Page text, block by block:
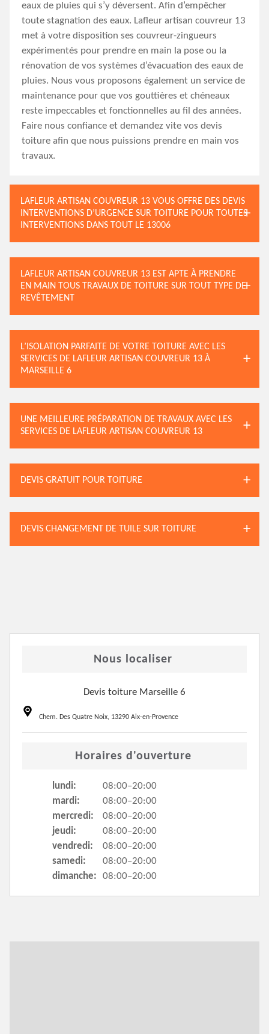
eaux de pluies qui s’y déversent. Afin d’empêcher
toute stagnation des eaux. Lafleur artisan couvreur 13
met à votre disposition ses couvreur-zingueurs
expérimentés pour prendre en main la pose ou la
rénovation de vos systèmes d’évacuation des eaux de
pluies. Nous vous proposons également un service de
maintenance pour que vos gouttières et chéneaux
reste impeccables et fonctionnelles au fil des années.
Faire nous confiance et demandez vite vos devis
toiture afin que nous puissions prendre en main vos
travaux.
LAFLEUR ARTISAN COUVREUR 13 VOUS OFFRE DES DEVIS
INTERVENTIONS D’URGENCE SUR TOITURE POUR TOUTES
INTERVENTIONS DANS TOUT LE 13006
LAFLEUR ARTISAN COUVREUR 13 EST APTE À PRENDRE
EN MAIN TOUS TRAVAUX DE TOITURE SUR TOUT TYPE DE
REVÊTEMENT
L’ISOLATION PARFAITE DE VOTRE TOITURE AVEC LES
SERVICES DE LAFLEUR ARTISAN COUVREUR 13 À
MARSEILLE 6
UNE MEILLEURE PRÉPARATION DE TRAVAUX AVEC LES
SERVICES DE LAFLEUR ARTISAN COUVREUR 13
DEVIS GRATUIT POUR TOITURE
DEVIS CHANGEMENT DE TUILE SUR TOITURE
Nous localiser
Devis toiture Marseille 6
Chem. Des Quatre Noix, 13290 Aix-en-Provence
Horaires d'ouverture
lundi:
08:00–20:00
mardi:
08:00–20:00
mercredi:
08:00–20:00
jeudi:
08:00–20:00
vendredi:
08:00–20:00
samedi:
08:00–20:00
dimanche:
08:00–20:00